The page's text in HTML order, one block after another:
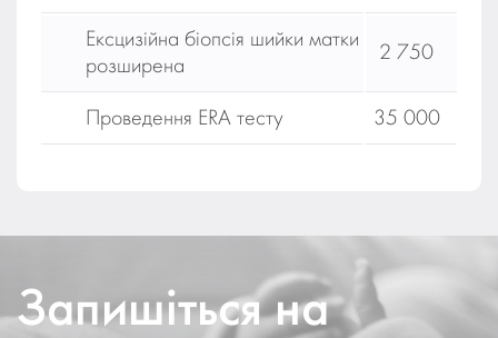
Ексцизійна біопсія шийки матки
розширена
2 750
Проведення ERA тесту 35 000
Запишіться на